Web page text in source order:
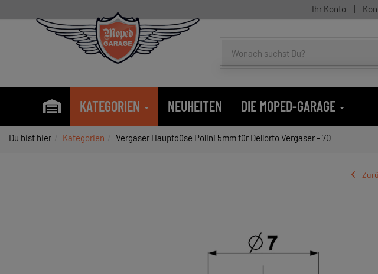
Ihr Konto |
KATEGORIEN NEUHEITEN DIE MOPED-GARAGE
Du bist hier Kategorien Vergaser Hauptdüse Polini 5mm für Dellorto Vergaser - 70